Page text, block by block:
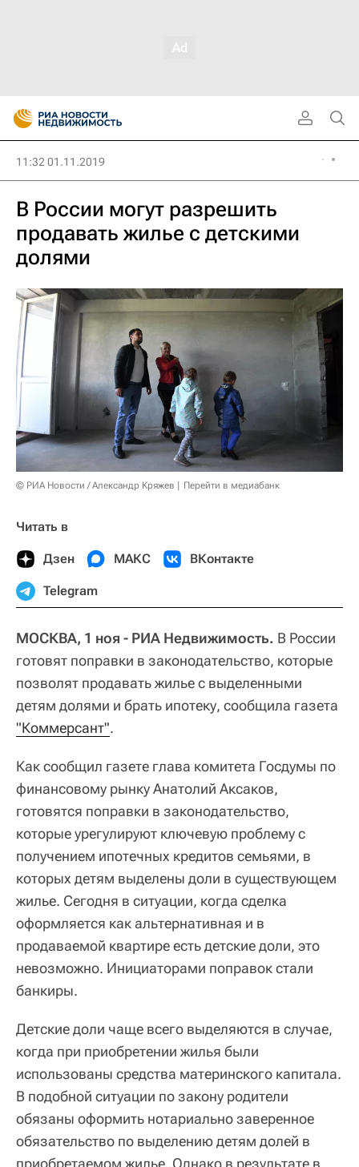
11:32 01.11.2019
В России могут разрешить
продавать жилье с детскими
долями
© РИА Новости / Александр Кряжев Перейти в медиабанк
Читать в
Дзен МАКС ВКонтакте
Telegram
МОСКВА, 1 ноя - РИА Недвижимость. В России
готовят поправки в законодательство, которые
позволят продавать жилье с выделенными
детям долями и брать ипотеку, сообщила газета
"Коммерсант".
Как сообщил газете глава комитета Госдумы по
финансовому рынку Анатолий Аксаков,
готовятся поправки в законодательство,
которые урегулируют ключевую проблему с
получением ипотечных кредитов семьями, в
которых детям выделены доли в существующем
жилье. Сегодня в ситуации, когда сделка
оформляется как альтернативная и в
продаваемой квартире есть детские доли, это
невозможно. Инициаторами поправок стали
банкиры.
Детские доли чаще всего выделяются в случае,
когда при приобретении жилья были
использованы средства материнского капитала.
В подобной ситуации по закону родители
обязаны оформить нотариально заверенное
обязательство по выделению детям долей в
приобретаемом жилье. Однако в результате в